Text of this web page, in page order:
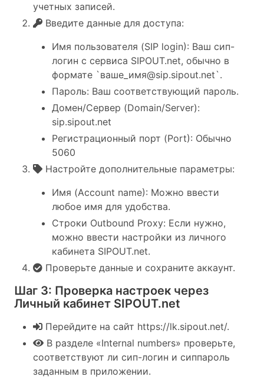
учетных записей.
Введите данные для доступа:
Имя пользователя (SIP login): Ваш сип-
логин с сервиса SIPOUT.net, обычно в
формате `ваше_имя@sip.sipout.net`.
Пароль: Ваш соответствующий пароль.
Домен/Сервер (Domain/Server):
sip.sipout.net
Регистрационный порт (Port): Обычно
5060
Настройте дополнительные параметры:
Имя (Account name): Можно ввести
любое имя для удобства.
Строки Outbound Proxy: Если нужно,
можно ввести настройки из личного
кабинета SIPOUT.net.
Проверьте данные и сохраните аккаунт.
Шаг 3: Проверка настроек через
Личный кабинет SIPOUT.net
Перейдите на сайт https://lk.sipout.net/.
В разделе «Internal numbers» проверьте,
соответствуют ли сип-логин и сиппароль
заданным в приложении.